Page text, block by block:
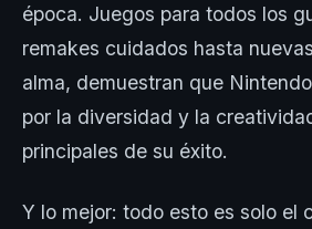
época. Juegos para todos los
remakes cuidados hasta
alma, demuestran que
por la diversidad y la
principales de su éxito.
Y lo mejor: todo esto es solo el